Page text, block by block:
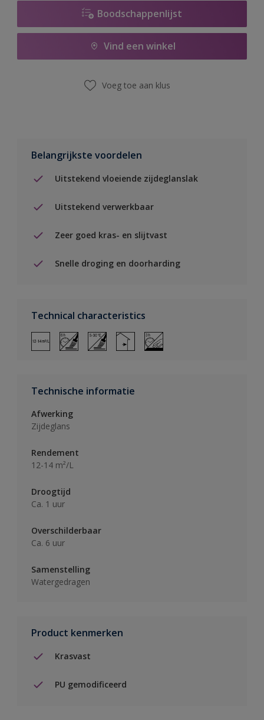
Boodschappenlijst
Vind een winkel
Voeg toe aan klus
Belangrijkste voordelen
Uitstekend vloeiende zijdeglanslak
Uitstekend verwerkbaar
Zeer goed kras- en slijtvast
Snelle droging en doorharding
Technical characteristics
Technische informatie
Afwerking
Zijdeglans
Rendement
12-14 m²/L
Droogtijd
Ca. 1 uur
Overschilderbaar
Ca. 6 uur
Samenstelling
Watergedragen
Product kenmerken
Krasvast
PU gemodificeerd